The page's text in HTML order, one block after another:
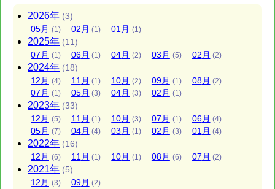
2026年 (3)
05月 (1) 02月 (1) 01月 (1)
2025年 (11)
07月 (1) 06月 (1) 04月 (2) 03月 (5) 02月 (2)
2024年 (18)
12月 (4) 11月 (1) 10月 (2) 09月 (1) 08月 (2)
07月 (1) 05月 (3) 04月 (3) 02月 (1)
2023年 (33)
12月 (5) 11月 (1) 10月 (3) 07月 (1) 06月 (4)
05月 (7) 04月 (4) 03月 (1) 02月 (3) 01月 (4)
2022年 (16)
12月 (6) 11月 (1) 10月 (1) 08月 (6) 07月 (2)
2021年 (5)
12月 (3) 09月 (2)